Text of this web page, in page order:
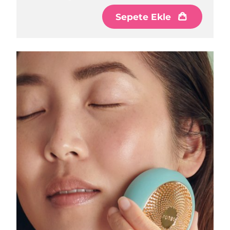
Sepete Ekle
Tahmini teslim tarihi 8/11/26
Malta Tahmini teslim tarihi8/9/26
Tahmini teslim tarihi8/13/26
Monako Tahmini teslim tarihi8/10/26
Hollanda Tahmini teslim tarihi 8/9/26
Yeni Zelanda Tahmini teslim tarihi 8/9/26
Norveç Tahmini teslim tarihi8/9/26
Umman Tahmini teslim tarihi8/12/26